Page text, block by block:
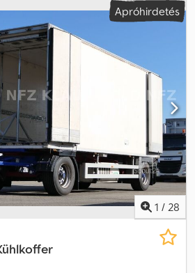
azonosító szám (érdeklődés
nagyon jó * ABS * EBS * 3 tengely,
* Tárcsafékek * Kopásálló padló,
sín, jobbra és balra * Belső világítás *
/ alumínium * Alvázvédő, alumínium *
Cargobull * Modell: Vector 1550 *
* Hálózati üzem: 46 óra Méretek
13 400 mm Rakter szélessége:
2600 mm Gumiabroncsok: 1. tengely:
/ emelőtengely 2. tengely: 385 / 55 R
385 / 55 R 22,5, 35%, légrugós ----Ár:
További kérdések esetén a következő
el: * Beszélünk: német, angol,
Agozla Nmegsrf Helyesírási hibák,
Apróhirdetés
1 / 28